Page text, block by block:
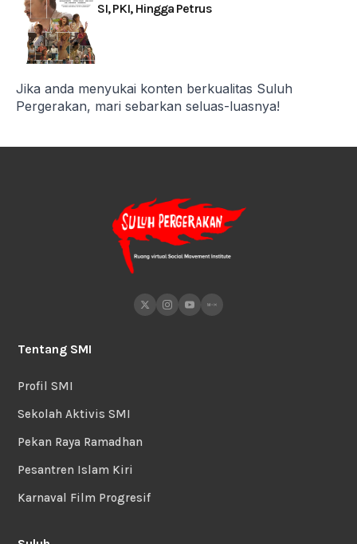
SI, PKI, Hingga Petrus
Jika anda menyukai konten berkualitas Suluh
Pergerakan, mari sebarkan seluas-luasnya!
Tentang SMI
Profil SMI
Sekolah Aktivis SMI
Pekan Raya Ramadhan
Pesantren Islam Kiri
Karnaval Film Progresif